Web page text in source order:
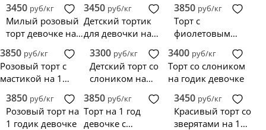
3450 руб/кг
Милый розовый
торт девочке на
медвежонком и
единорогом
3450 руб/кг
Детский тортик
для девочки на
год
3850 руб/кг
Торт с
фиолетовым
совенком
3850 руб/кг
Розовый торт с
мастикой на 1
3300 руб/кг
Детский торт со
слоником на
3400 руб/кг
Торт со слоником
на годик девочке
3850 руб/кг
Розовый торт на
1 годик девочке
3850 руб/кг
Торт на 1 год
девочке с
3450 руб/кг
Красивый торт со
зверятами на 1